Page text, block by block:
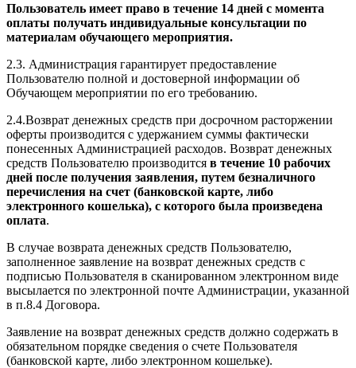
Пользователь имеет право в течение 14 дней с момента
оплаты получать индивидуальные консультации по
материалам обучающего мероприятия.
2.3. Администрация гарантирует предоставление
Пользователю полной и достоверной информации об
Обучающем мероприятии по его требованию.
2.4.Возврат денежных средств при досрочном расторжении
оферты производится с удержанием суммы фактически
понесенных Администрацией расходов. Возврат денежных
средств Пользователю производится в течение 10 рабочих
дней после получения заявления, путем безналичного
перечисления на счет (банковской карте, либо
электронного кошелька), с которого была произведена
оплата.
В случае возврата денежных средств Пользователю,
заполненное заявление на возврат денежных средств с
подписью Пользователя в сканированном электронном виде
высылается по электронной почте Администрации, указанной
в п.8.4 Договора.
Заявление на возврат денежных средств должно содержать в
обязательном порядке сведения о счете Пользователя
(банковской карте, либо электронном кошельке).